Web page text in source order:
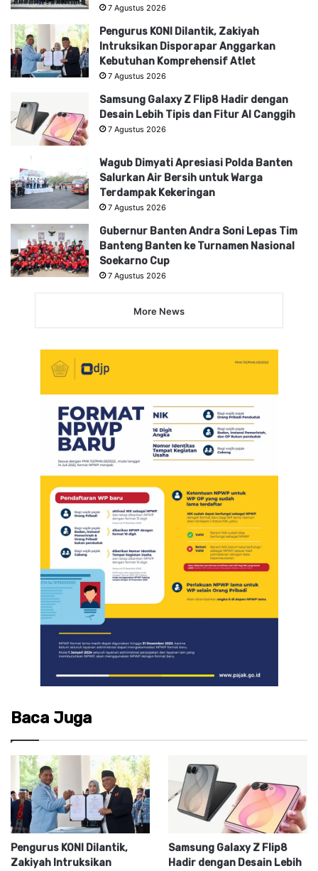
7 Agustus 2026
Pengurus KONI Dilantik, Zakiyah
Intruksikan Disporapar Anggarkan
Kebutuhan Komprehensif Atlet
7 Agustus 2026
Samsung Galaxy Z Flip8 Hadir dengan
Desain Lebih Tipis dan Fitur AI Canggih
7 Agustus 2026
Wagub Dimyati Apresiasi Polda Banten
Salurkan Air Bersih untuk Warga
Terdampak Kekeringan
7 Agustus 2026
Gubernur Banten Andra Soni Lepas Tim
Banteng Banten ke Turnamen Nasional
Soekarno Cup
7 Agustus 2026
More News
Baca Juga
Pengurus KONI Dilantik,
Zakiyah Intruksikan
Samsung Galaxy Z Flip8
Hadir dengan Desain Lebih